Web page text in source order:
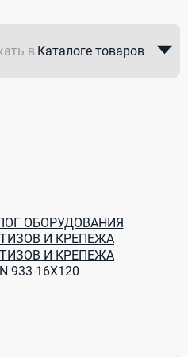
в Каталоге товаров
ОБОРУДОВАНИЯ
И КРЕПЕЖА
И КРЕПЕЖА
933 16Х120